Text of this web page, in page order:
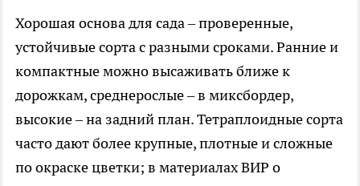
Хорошая основа для сада – проверенные,
устойчивые сорта с разными сроками. Ранние и
компактные можно высаживать ближе к
дорожкам, среднерослые – в миксбордер,
высокие – на задний план. Тетраплоидные сорта
часто дают более крупные, плотные и сложные
по окраске цветки; в материалах ВИР о